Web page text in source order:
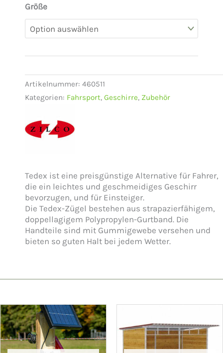
Größe
Artikelnummer: 460511
Kategorien: Fahrsport, Geschirre, Zubehör
Tedex ist eine preisgünstige Alternative für Fahrer,
die ein leichtes und geschmeidiges Geschirr
bevorzugen, und für Einsteiger.
Die Tedex-Zügel bestehen aus strapazierfähigem,
doppellagigem Polypropylen-Gurtband. Die
Handteile sind mit Gummigewebe versehen und
bieten so guten Halt bei jedem Wetter.